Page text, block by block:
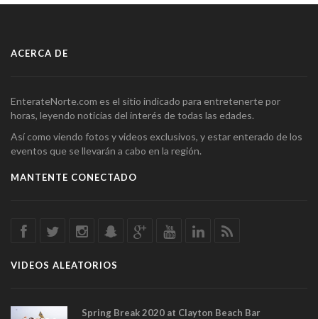
ACERCA DE
EnterateNorte.com es el sitio indicado para entretenerte por
horas, leyendo noticias del interés de todas las edades.
Así como viendo fotos y videos exclusivos, y estar enterado de los
eventos que se llevarán a cabo en la región.
MANTENTE CONECTADO
VIDEOS ALEATORIOS
Spring Break 2020 at Clayton Beach Bar